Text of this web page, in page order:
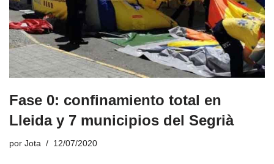
Fase 0: confinamiento total en
Lleida y 7 municipios del Segrià
por Jota 12/07/2020